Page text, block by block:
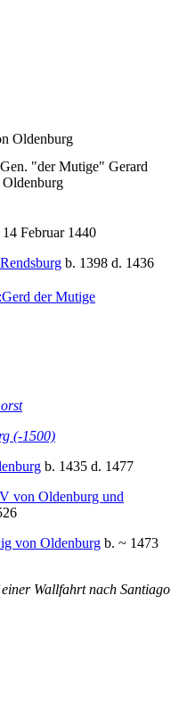
Oldenburg
"der Mutige" Gerard
Februar 1440
b. 1398 d. 1436
der Mutige
(-1500)
b. 1435 d. 1477
von Oldenburg und
von Oldenburg b. ~ 1473
Wallfahrt nach Santiago